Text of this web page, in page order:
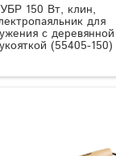
150 Вт, клин,
для
с деревянной
(55405-150)